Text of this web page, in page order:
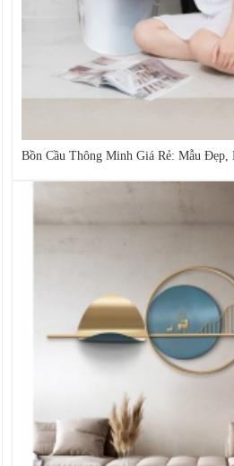
Bồn Cầu Thông Minh Giá Rẻ: Mẫu